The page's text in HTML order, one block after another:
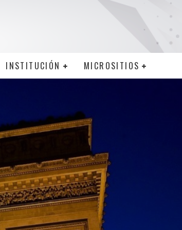
INSTITUCIÓN MICROSITIOS